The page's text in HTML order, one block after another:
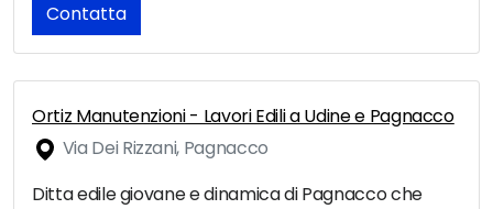
Contatta
Ortiz Manutenzioni - Lavori Edili a Udine e Pagnacco
Via Dei Rizzani, Pagnacco
Ditta edile giovane e dinamica di Pagnacco che